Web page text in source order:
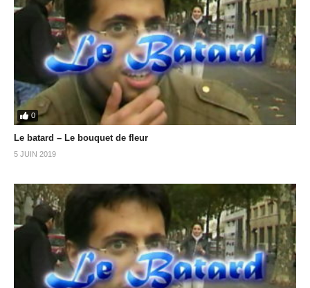
0
Le batard – Le bouquet de fleur
5 JUIN 2019